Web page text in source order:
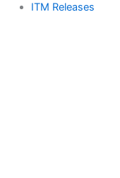
ITM Releases